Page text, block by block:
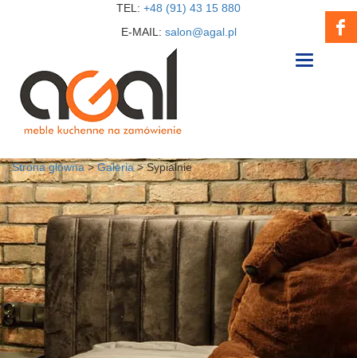
TEL: +48 (91) 43 15 880
E-MAIL: salon@agal.pl
Toggle
Strona główna>Galeria>Sypialnie